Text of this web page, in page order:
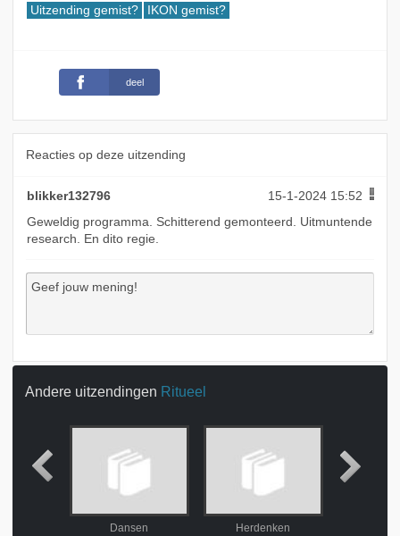
Uitzending gemist? IKON gemist?
deel
Reacties op deze uitzending
blikker132796
15-1-2024 15:52
Geweldig programma. Schitterend gemonteerd. Uitmuntende
research. En dito regie.
Andere uitzendingen Ritueel
Dansen Herdenken